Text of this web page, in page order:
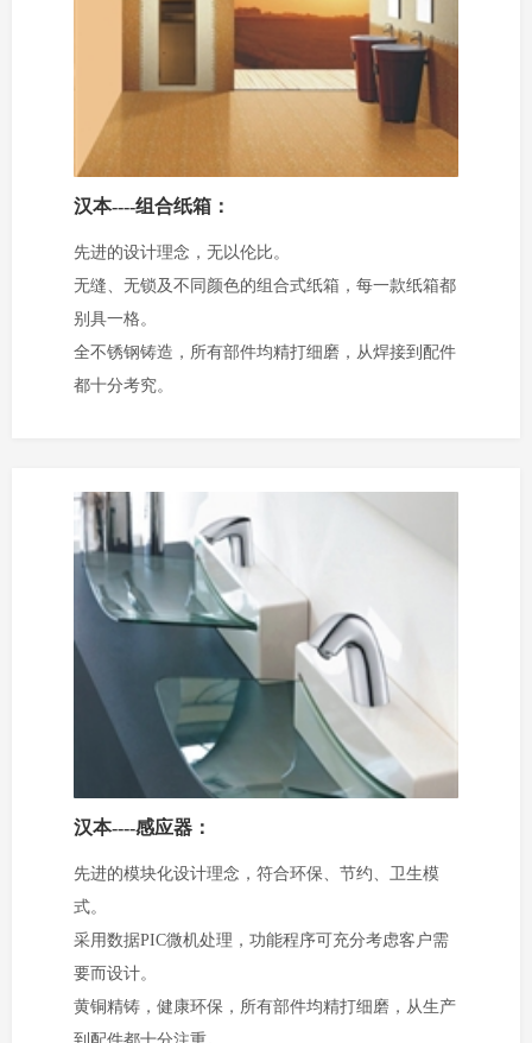
汉本----组合纸箱：
先进的设计理念，无以伦比。
无缝、无锁及不同颜色的组合式纸箱，每一款纸箱都
别具一格。
全不锈钢铸造，所有部件均精打细磨，从焊接到配件
都十分考究。
汉本----感应器：
先进的模块化设计理念，符合环保、节约、卫生模
式。
采用数据PIC微机处理，功能程序可充分考虑客户需
要而设计。
黄铜精铸，健康环保，所有部件均精打细磨，从生产